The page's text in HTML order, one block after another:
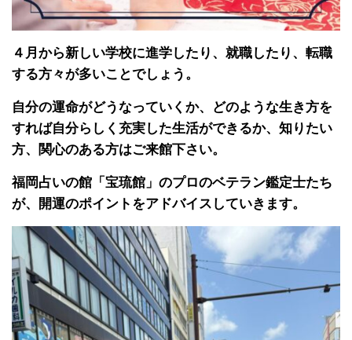
４月から新しい学校に進学したり、就職したり、転職
する方々が多いことでしょう。
自分の運命がどうなっていくか、どのような生き方を
すれば自分らしく充実した生活ができるか、知りたい
方、関心のある方はご来館下さい。
福岡占いの館「宝琉館」のプロのベテラン鑑定士たち
が、開運のポイントをアドバイスしていきます。